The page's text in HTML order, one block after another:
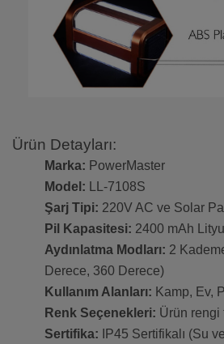
Ürün Detayları:
Marka: PowerMaster
Model: LL-7108S
Şarj Tipi: 220V AC ve Solar
Pil Kapasitesi: 2400 mAh
Aydınlatma Modları: 2
Derece, 360 Derece)
Kullanım Alanları: Kamp, Ev,
Renk Seçenekleri: Ürün rengi
Sertifika: IP45 Sertifikalı (Su